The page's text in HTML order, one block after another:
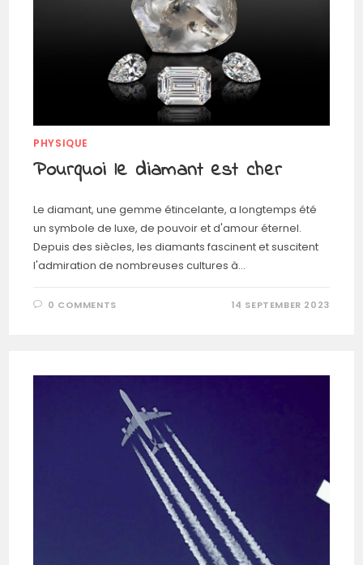
PHYSIQUE
Pourquoi le diamant est cher
Le diamant, une gemme étincelante, a longtemps été
un symbole de luxe, de pouvoir et d'amour éternel.
Depuis des siècles, les diamants fascinent et suscitent
l'admiration de nombreuses cultures à…
0 COMMENTS 14 SEPTEMBER 2023